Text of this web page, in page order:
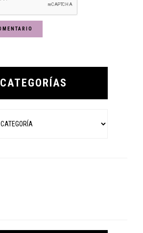
CATEGORÍAS